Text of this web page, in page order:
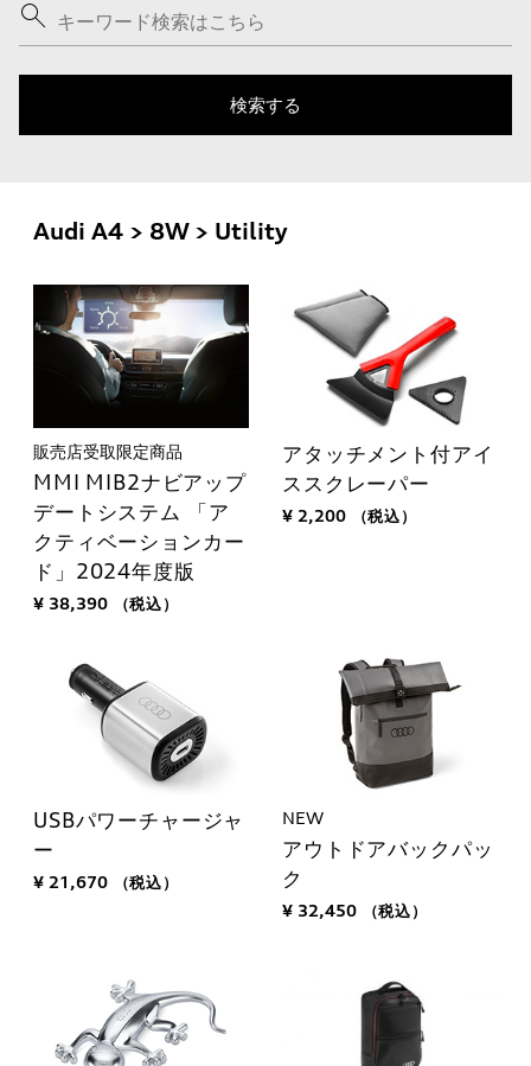
Audi A4 > 8W > Utility
販売店受取限定商品
MMI MIB2ナビアップ
デートシステム 「ア
クティベーションカー
ド」2024年度版
¥ 38,390 （税込）
アタッチメント付アイ
ススクレーパー
¥ 2,200 （税込）
USBパワーチャージャ
ー
¥ 21,670 （税込）
NEW
アウトドアバックパッ
ク
¥ 32,450 （税込）